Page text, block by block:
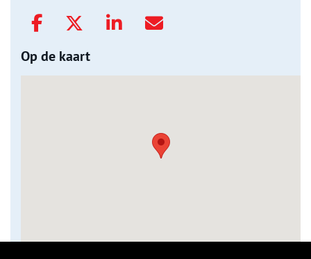
Op de kaart